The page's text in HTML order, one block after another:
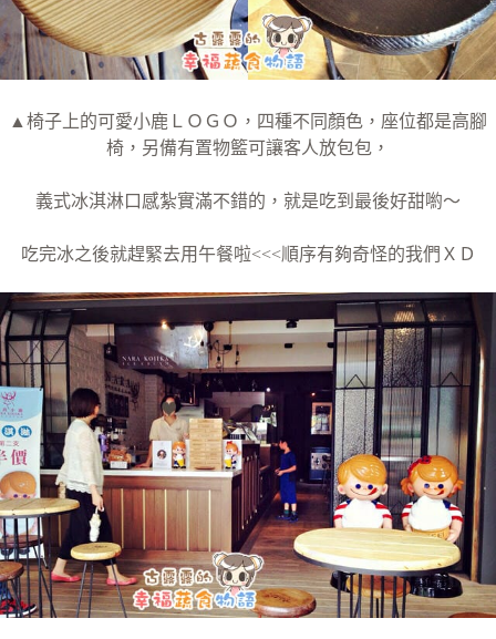
▲椅子上的可愛小鹿ＬＯＧＯ，四種不同顏色，座位都是高腳
椅，另備有置物籃可讓客人放包包，
義式冰淇淋口感紮實滿不錯的，就是吃到最後好甜喲～
吃完冰之後就趕緊去用午餐啦<<<順序有夠奇怪的我們ＸＤ